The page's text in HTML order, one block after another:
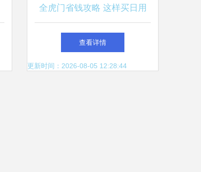
全虎门省钱攻略 这样买日用
百货，开启最正确省钱模式
查看详情
更新时间：2026-08-05 12:28:44